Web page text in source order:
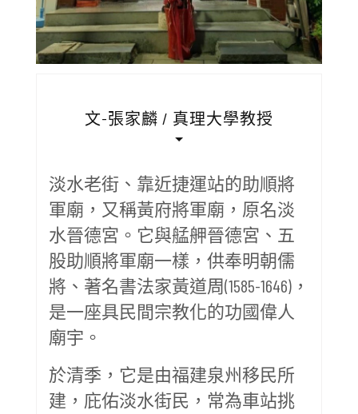
文-張家麟 / 真理大學教授
淡水老街、靠近捷運站的助順將
軍廟，又稱黃府將軍廟，原名淡
水晉德宮。它與艋舺晉德宮、五
股助順將軍廟一樣，供奉明朝儒
將、著名書法家黃道周(1585-1646)，
是一座具民間宗教化的功國偉人
廟宇。
於清季，它是由福建泉州移民所
建，庇佑淡水街民，常為車站挑